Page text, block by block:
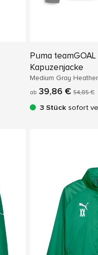
Puma
Kapuzenjacke
Medium Gray
ab 39,86 € 54,85 €
3 Stück sofort